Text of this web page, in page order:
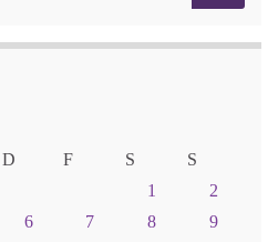
D F S
S
1
2
6 7 8
9